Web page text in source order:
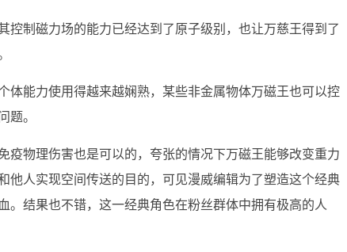
控制磁力场的能力已经达到了原子级别，也让万慈王得到了
体能力使用得越来越娴熟，某些非金属物体万磁王也可以控
题。
疫物理伤害也是可以的，夸张的情况下万磁王能够改变重力
他人实现空间传送的目的，可见漫威编辑为了塑造这个经典
。结果也不错，这一经典角色在粉丝群体中拥有极高的人